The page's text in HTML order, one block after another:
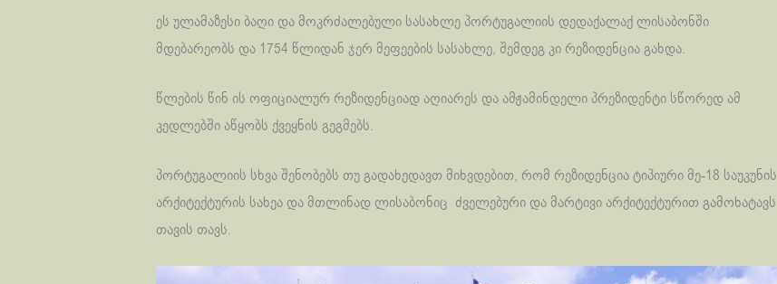
ეს ულამაზესი ბაღი და მოკრძალებული სასახლე პორტუგალიის დედაქალაქ ლისაბონში
მდებარეობს და 1754 წლიდან ჯერ მეფეების სასახლე, შემდეგ კი რეზიდენცია გახდა.
წლების წინ ის ოფიციალურ რეზიდენციად აღიარეს და ამჟამინდელი პრეზიდენტი სწორედ ამ
კედლებში აწყობს ქვეყნის გეგმებს.
პორტუგალიის სხვა შენობებს თუ გადახედავთ მიხვდებით, რომ რეზიდენცია ტიპიური მე-18 საუკუნის
არქიტექტურის სახეა და მთლინად ლისაბონიც ძველებური და მარტივი არქიტექტურით გამოხატავს
თავის თავს.